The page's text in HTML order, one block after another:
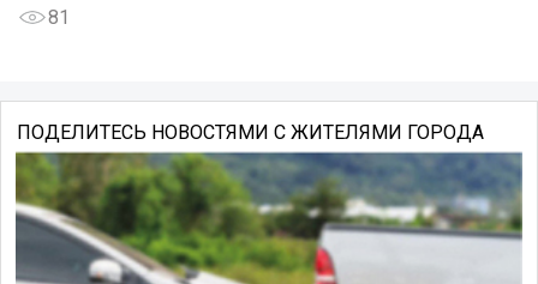
81
ПОДЕЛИТЕСЬ НОВОСТЯМИ С ЖИТЕЛЯМИ ГОРОДА